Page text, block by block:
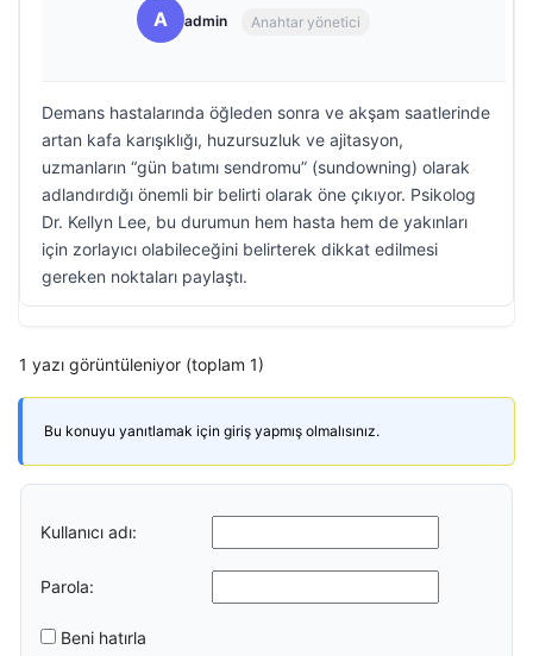
A admin Anahtar yönetici
Demans hastalarında öğleden sonra ve akşam saatlerinde
artan kafa karışıklığı, huzursuzluk ve ajitasyon,
uzmanların “gün batımı sendromu” (sundowning) olarak
adlandırdığı önemli bir belirti olarak öne çıkıyor. Psikolog
Dr. Kellyn Lee, bu durumun hem hasta hem de yakınları
için zorlayıcı olabileceğini belirterek dikkat edilmesi
gereken noktaları paylaştı.
1 yazı görüntüleniyor (toplam 1)
Bu konuyu yanıtlamak için giriş yapmış olmalısınız.
Kullanıcı adı:
Parola:
Beni hatırla